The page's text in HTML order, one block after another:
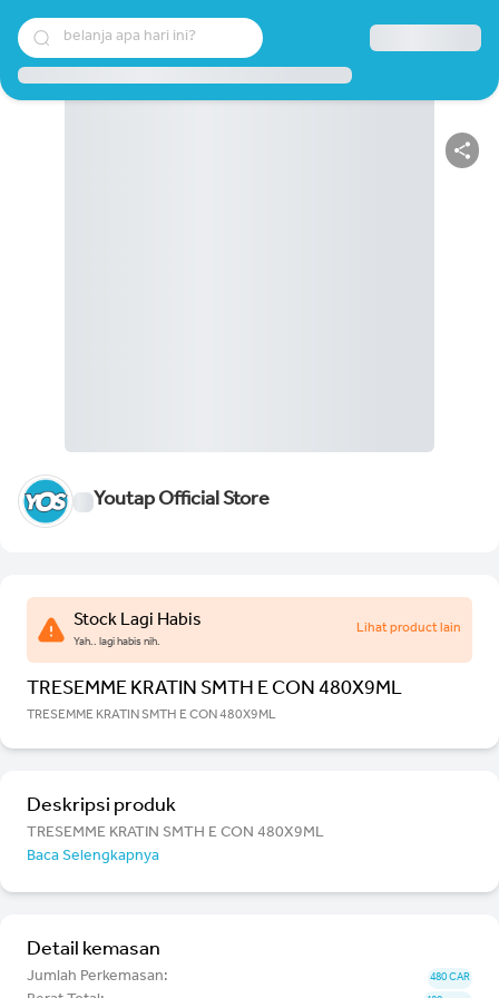
belanja apa hari ini?
Youtap Official Store
Stock Lagi Habis
Yah.. lagi habis nih.
Lihat product lain
TRESEMME KRATIN SMTH E CON 480X9ML
TRESEMME KRATIN SMTH E CON 480X9ML
Deskripsi produk
TRESEMME KRATIN SMTH E CON 480X9ML
Baca Selengkapnya
Detail kemasan
Jumlah Perkemasan: 480 CAR